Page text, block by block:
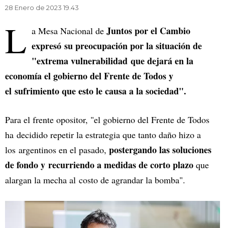
28 Enero de 2023 19.43
L a Mesa Nacional de Juntos por el Cambio
expresó su preocupación por la situación de
"extrema vulnerabilidad que dejará en la
economía el gobierno del Frente de Todos y
el sufrimiento que esto le causa a la sociedad".
Para el frente opositor, "el gobierno del Frente de Todos
ha decidido repetir la estrategia que tanto daño hizo a
los argentinos en el pasado, postergando las soluciones
de fondo y recurriendo a medidas de corto plazo que
alargan la mecha al costo de agrandar la bomba".